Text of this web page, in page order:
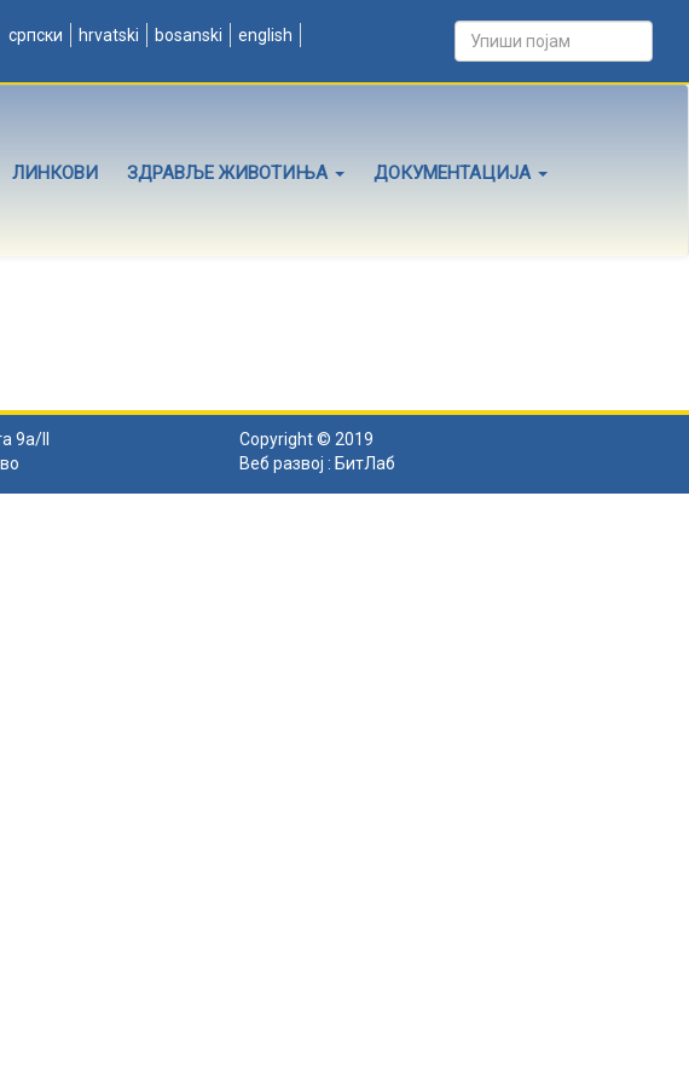
српски hrvatski bosanski english
ЛИНКОВИ ЗДРАВЉЕ ЖИВОТИЊА ДОКУМЕНТАЦИЈА
9а/II
Copyright © 2019
Веб развој : БитЛаб